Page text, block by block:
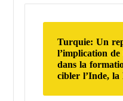
Turquie: Un
l’implication
dans la
cibler l’Inde,